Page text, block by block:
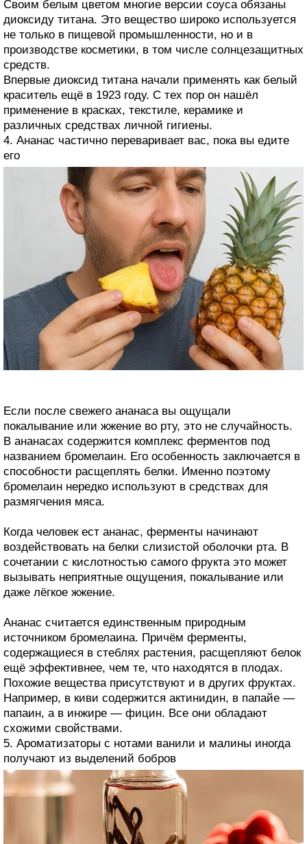
Своим белым цветом многие версии соуса обязаны
диоксиду титана. Это вещество широко используется
не только в пищевой промышленности, но и в
производстве косметики, в том числе солнцезащитных
средств.
Впервые диоксид титана начали применять как белый
краситель ещё в 1923 году. С тех пор он нашёл
применение в красках, текстиле, керамике и
различных средствах личной гигиены.
4. Ананас частично переваривает вас, пока вы едите
его
Если после свежего ананаса вы ощущали
покалывание или жжение во рту, это не случайность.
В ананасах содержится комплекс ферментов под
названием бромелаин. Его особенность заключается в
способности расщеплять белки. Именно поэтому
бромелаин нередко используют в средствах для
размягчения мяса.
Когда человек ест ананас, ферменты начинают
воздействовать на белки слизистой оболочки рта. В
сочетании с кислотностью самого фрукта это может
вызывать неприятные ощущения, покалывание или
даже лёгкое жжение.
Ананас считается единственным природным
источником бромелаина. Причём ферменты,
содержащиеся в стеблях растения, расщепляют белок
ещё эффективнее, чем те, что находятся в плодах.
Похожие вещества присутствуют и в других фруктах.
Например, в киви содержится актинидин, в папайе —
папаин, а в инжире — фицин. Все они обладают
схожими свойствами.
5. Ароматизаторы с нотами ванили и малины иногда
получают из выделений бобров